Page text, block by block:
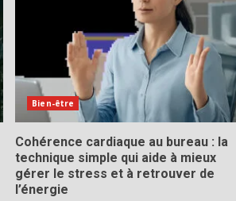
Bien-être
Cohérence cardiaque au bureau : la
technique simple qui aide à mieux
gérer le stress et à retrouver de
l’énergie